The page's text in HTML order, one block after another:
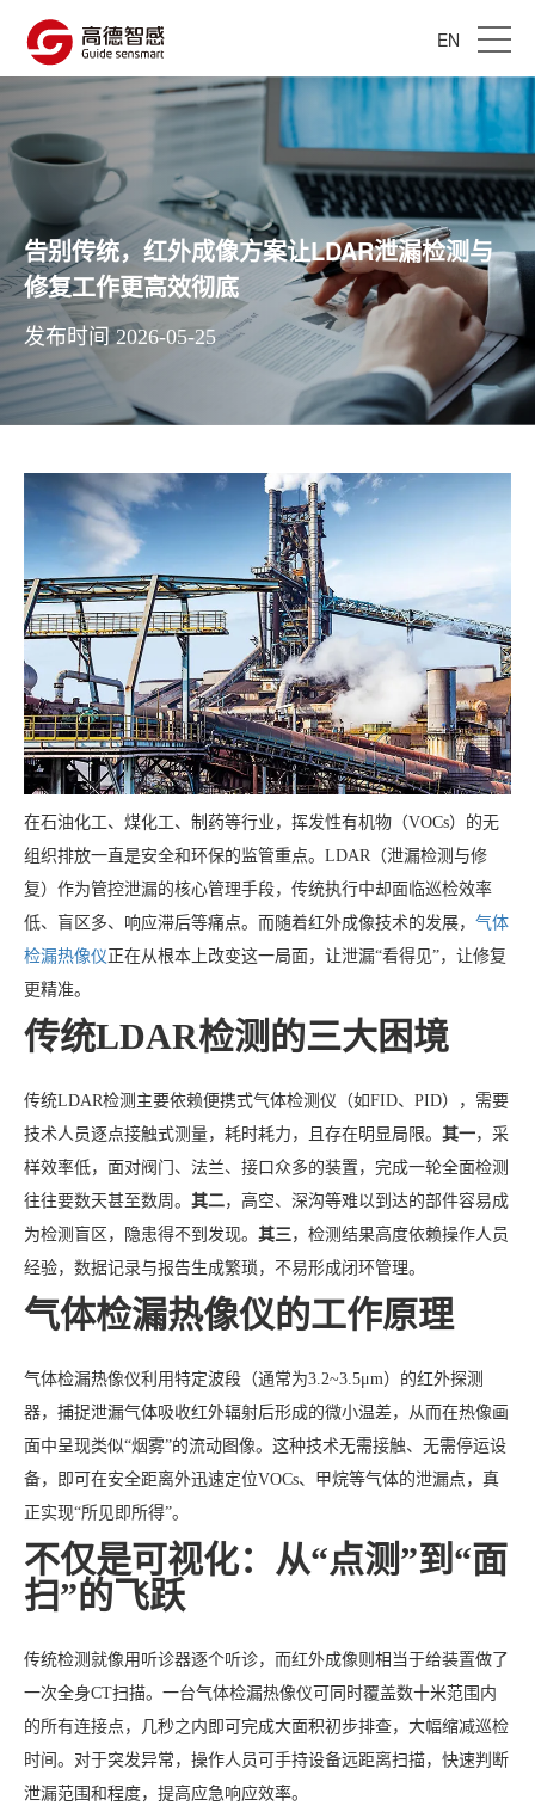
EN
告别传统，红外成像方案让LDAR泄漏检测与
修复工作更高效彻底
发布时间 2026-05-25
在石油化工、煤化工、制药等行业，挥发性有机物（VOCs）的无
组织排放一直是安全和环保的监管重点。LDAR（泄漏检测与修
复）作为管控泄漏的核心管理手段，传统执行中却面临巡检效率
低、盲区多、响应滞后等痛点。而随着红外成像技术的发展， 气体
检漏热像仪正在从根本上改变这一局面，让泄漏“看得见”，让修复
更精准。
传统LDAR检测的三大困境
传统LDAR检测主要依赖便携式气体检测仪（如FID、PID），需要
技术人员逐点接触式测量，耗时耗力，且存在明显局限。 其一，采
样效率低，面对阀门、法兰、接口众多的装置，完成一轮全面检测
往往要数天甚至数周。 其二，高空、深沟等难以到达的部件容易成
为检测盲区，隐患得不到发现。 其三 ，检测结果高度依赖操作人员
经验，数据记录与报告生成繁琐，不易形成闭环管理。
气体检漏热像仪的工作原理
气体检漏热像仪利用特定波段（通常为3.2~3.5μm）的红外探测
器，捕捉泄漏气体吸收红外辐射后形成的微小温差，从而在热像画
面中呈现类似“烟雾”的流动图像。这种技术无需接触、无需停运设
备，即可在安全距离外迅速定位VOCs、甲烷等气体的泄漏点，真
正实现“所见即所得”。
不仅是可视化：从“点测”到“面
扫”的飞跃
传统检测就像用听诊器逐个听诊，而红外成像则相当于给装置做了
一次全身CT扫描。一台气体检漏热像仪可同时覆盖数十米范围内
的所有连接点，几秒之内即可完成大面积初步排查，大幅缩减巡检
时间。对于突发异常，操作人员可手持设备远距离扫描，快速判断
泄漏范围和程度，提高应急响应效率。